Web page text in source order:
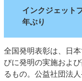
発刊案内
運営
会社案内
購読・
お問い合わせ
インクジェット
年ぶり
全国発明表彰は、日
びに発明の実施およ
るもの。公益社団法